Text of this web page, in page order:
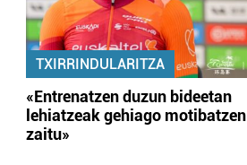
TXIRRINDULARITZA
«Entrenatzen duzun bideetan
lehiatzeak gehiago motibatzen
zaitu»